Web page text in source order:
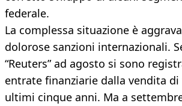
federale.
La complessa situazione è
dolorose sanzioni internazionali.
“Reuters” ad agosto si sono
entrate finanziarie dalla vendita di
ultimi cinque anni. Ma a